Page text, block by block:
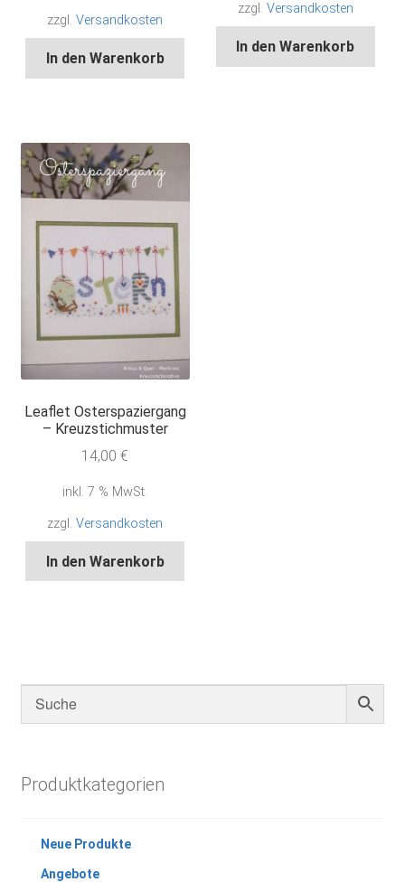
zzgl.Versandkosten
In den Warenkorb
zzgl. Versandkosten
In den Warenkorb
Leaflet Osterspaziergang
– Kreuzstichmuster
14,00€
inkl. 7 % MwSt.
zzgl.Versandkosten
In den Warenkorb
Produktkategorien
Neue Produkte
Angebote